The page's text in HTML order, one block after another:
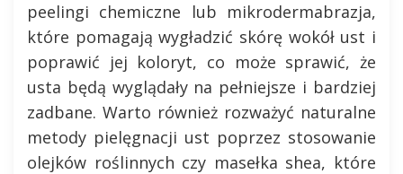
peelingi chemiczne lub mikrodermabrazja,
które pomagają wygładzić skórę wokół ust i
poprawić jej koloryt, co może sprawić, że
usta będą wyglądały na pełniejsze i bardziej
zadbane. Warto również rozważyć naturalne
metody pielęgnacji ust poprzez stosowanie
olejków roślinnych czy masełka shea, które